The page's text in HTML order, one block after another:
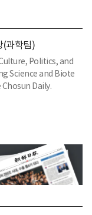
(과학팀)
Politics, and
Science and Biote
Daily.